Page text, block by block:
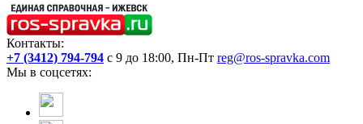
Контакты:
+7 (3412) 794-794 с 9 до 18:00, Пн-Пт reg@ros-spravka.com
Мы в соцсетях: